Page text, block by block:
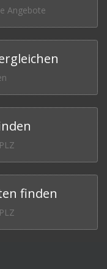
Angebote
finden